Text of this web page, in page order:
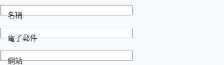
名稱
電子郵件
網站